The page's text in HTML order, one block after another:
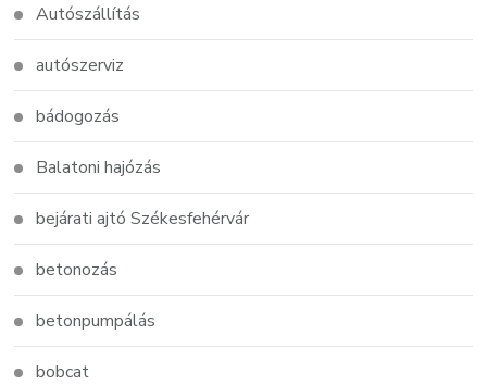
Autószállítás
autószerviz
bádogozás
Balatoni hajózás
bejárati ajtó Székesfehérvár
betonozás
betonpumpálás
bobcat